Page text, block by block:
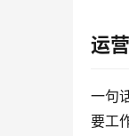
运
一句
要工